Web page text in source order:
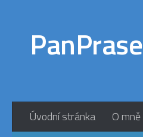
Úvodní stránka O mně